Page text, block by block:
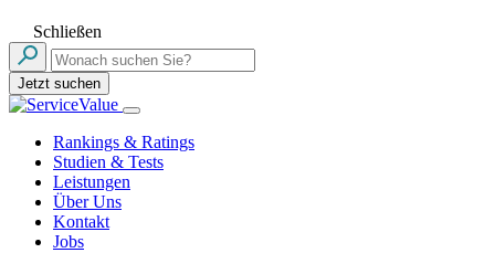
Schließen
Jetzt suchen
Rankings & Ratings
Studien & Tests
Leistungen
Über Uns
Kontakt
Jobs